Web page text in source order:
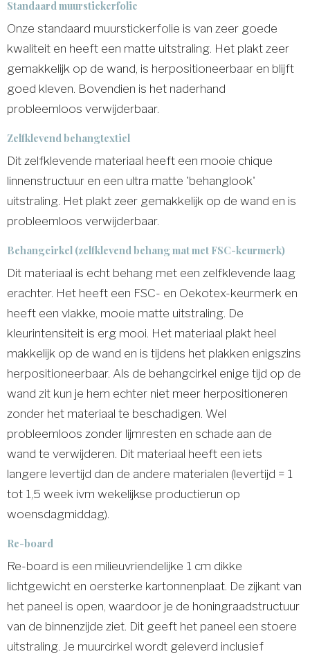
Standaard muurstickerfolie
Onze standaard muurstickerfolie is van zeer goede
kwaliteit en heeft een matte uitstraling. Het plakt zeer
gemakkelijk op de wand, is herpositioneerbaar en blijft
goed kleven. Bovendien is het naderhand
probleemloos verwijderbaar.
Zelfklevend behangtextiel
Dit zelfklevende materiaal heeft een mooie chique
linnenstructuur en een ultra matte 'behanglook'
uitstraling. Het plakt zeer gemakkelijk op de wand en is
probleemloos verwijderbaar.
Behangcirkel (zelfklevend behang mat met FSC-keurmerk)
Dit materiaal is echt behang met een zelfklevende laag
erachter. Het heeft een FSC- en Oekotex-keurmerk en
heeft een vlakke, mooie matte uitstraling. De
kleurintensiteit is erg mooi. Het materiaal plakt heel
makkelijk op de wand en is tijdens het plakken enigszins
herpositioneerbaar. Als de behangcirkel enige tijd op de
wand zit kun je hem echter niet meer herpositioneren
zonder het materiaal te beschadigen. Wel
probleemloos zonder lijmresten en schade aan de
wand te verwijderen. Dit materiaal heeft een iets
langere levertijd dan de andere materialen (levertijd = 1
tot 1,5 week ivm wekelijkse productierun op
woensdagmiddag).
Re-board
Re-board is een milieuvriendelijke 1 cm dikke
lichtgewicht en oersterke kartonnenplaat. De zijkant van
het paneel is open, waardoor je de honingraadstructuur
van de binnenzijde ziet. Dit geeft het paneel een stoere
uitstraling. Je muurcirkel wordt geleverd inclusief